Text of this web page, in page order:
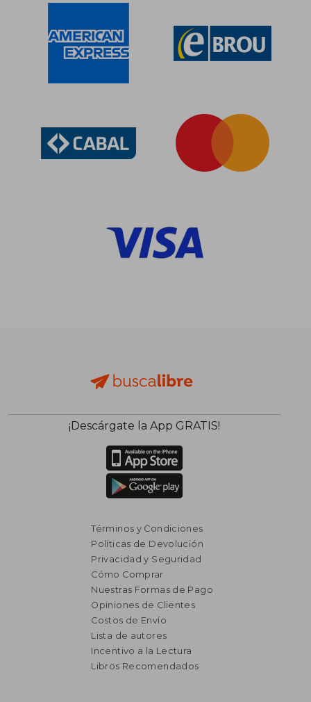
$ 3.244
$ 1.622
¡Descárgate la App GRATIS!
Términos y Condiciones
Políticas de Devolución
Privacidad y Seguridad
Cómo Comprar
Nuestras Formas de Pago
Opiniones de Clientes
Costos de Envío
Lista de autores
Incentivo a la Lectura
Libros Recomendados